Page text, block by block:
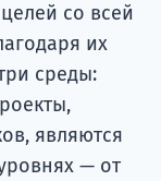
со всей
их
среды:
являются
— от